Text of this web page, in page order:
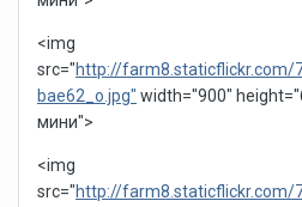
<img
src="http://farm8.staticflickr.com/
bae62_o.jpg" width="900"
мини">
<img
src="http://farm8.staticflickr.com/